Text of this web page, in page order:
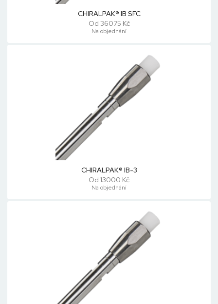
CHIRALPAK® IB SFC
Od 36075 Kč
Na objednání
CHIRALPAK® IB-3
Od 13000 Kč
Na objednání